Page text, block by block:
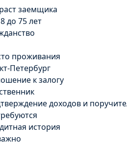
заемщика
до 75 лет
проживания
Петербург
к залогу
доходов и
история